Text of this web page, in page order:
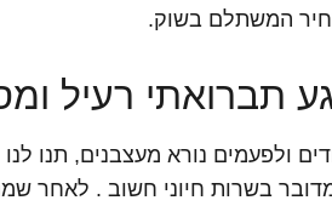
המשתלם בשוק.
תברואתי רעיל
ולפעמים נורא מעצבנים, תנו
בשרות חיוני חשוב . לאחר